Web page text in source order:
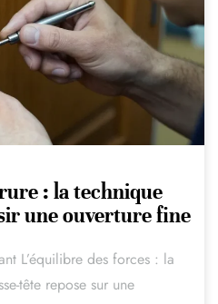
: la technique
une ouverture fine
L’équilibre des forces : la
tête repose sur une